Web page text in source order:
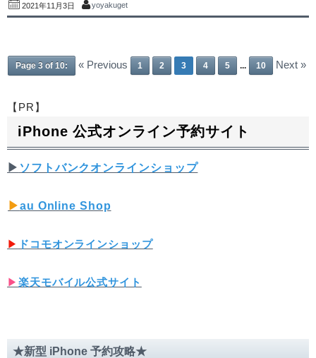
2021年11月3日 yoyakuget
Page 3 of 10: « Previous 1 2 3 4 5 ... 10 Next »
【PR】
iPhone 公式オンライン予約サイト
▶︎ ソフトバンクオンラインショップ
▶︎au Online Shop
▶︎ ドコモオンラインショップ
▶︎ 楽天モバイル公式サイト
★新型 iPhone 予約攻略★